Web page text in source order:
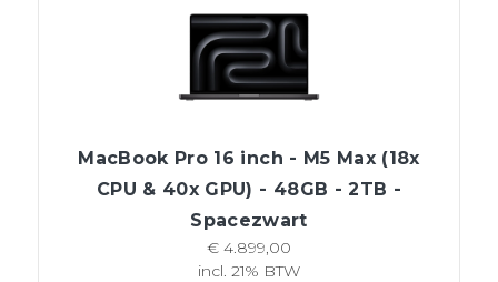
MacBook Pro 16 inch - M5 Max (18x
CPU & 40x GPU) - 48GB - 2TB -
Spacezwart
€ 4.899,00
incl. 21% BTW